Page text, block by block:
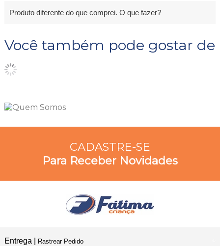
Produto diferente do que comprei. O que fazer?
Você também pode gostar de
CADASTRE-SE
Para Receber Novidades
Entrega | Rastrear Pedido